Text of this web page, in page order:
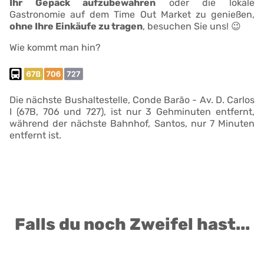
Ihr Gepäck aufzubewahren oder die lokale
Gastronomie auf dem Time Out Market zu genießen,
ohne Ihre Einkäufe zu tragen, besuchen Sie uns! 😉
Wie kommt man hin?
Die nächste Bushaltestelle, Conde Barão - Av. D. Carlos
I (67B, 706 und 727), ist nur 3 Gehminuten entfernt,
während der nächste Bahnhof, Santos, nur 7 Minuten
entfernt ist.
Falls du noch Zweifel hast...